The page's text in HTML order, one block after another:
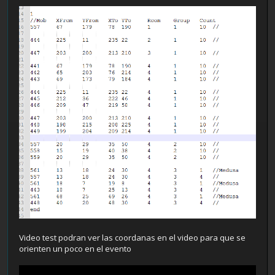
Video test podran ver las coordanas en el video para que se
orienten un poco en el evento